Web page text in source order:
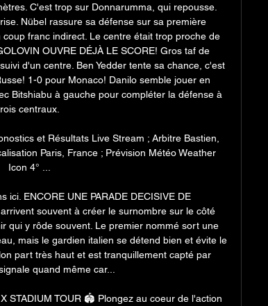
C'est trop sur Donnarumma, qui repousse.
Nübel rassure sa défense sur sa première
franc indirect. Le centre était trop proche de
OUVRE DÉJÀ LE SCORE! Gros taf de
d'un centre. Ben Yedder tente sa chance, c'est
1-0 pour Monaco! Danilo semble jouer en
Bitshiabu à gauche pour compléter la défense à
centraux.
et Résultats Live Stream ; Arbitre Bastien,
Paris, France ; Prévision Météo Weather
Icon 4° ...
ici. ENCORE UNE PARADE DECISIVE DE
souvent à créer le surnombre sur le côté
qui y rôde souvent. Le premier nommé sort une
mais le gardien italien se détend bien et évite le
part très haut et est tranquillement capté par
quand même car...
STADIUM TOUR 🏟️ Plongez au coeur de l'action